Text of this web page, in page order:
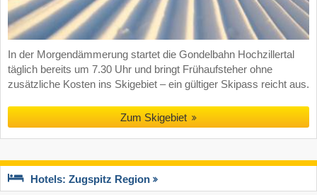
In der Morgendämmerung startet die Gondelbahn Hochzillertal
täglich bereits um 7.30 Uhr und bringt Frühaufsteher ohne
zusätzliche Kosten ins Skigebiet – ein gültiger Skipass reicht aus.
Zum Skigebiet
Hotels: Zugspitz Region